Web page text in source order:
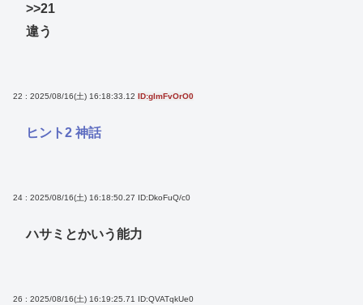
>>21
違う
22 : 2025/08/16(土) 16:18:33.12 ID:glmFvOrO0
ヒント2 神話
24 : 2025/08/16(土) 16:18:50.27 ID:DkoFuQ/c0
ハサミとかいう能力
26 : 2025/08/16(土) 16:19:25.71 ID:QVATqkUe0